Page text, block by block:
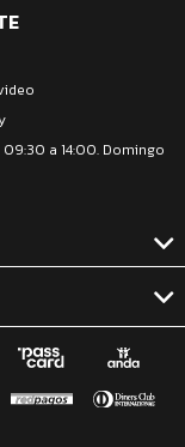
a 14:00. Domingo